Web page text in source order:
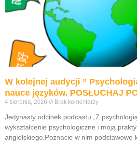
W kolejnej audycji ”
nauce języków. POSŁUCHAJ
4 sierpnia, 2026 Brak komentarzy
Jedynasty odcinek podcastu „Z
wykształcenie psychologiczne i moją
angielskiego.Poznacie w nim podstawowe